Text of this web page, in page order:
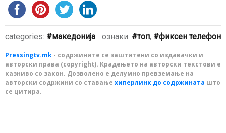
categories: македонија ознаки: топ, фиксен телефон
Pressingtv.mk - содржините се заштитени со издавачки и
авторски права (copyright). Крадењето на авторски текстови е
казниво со закон. Дозволено е делумно превземање на
авторски содржини со ставање хиперлинк до содржината што
се цитира.